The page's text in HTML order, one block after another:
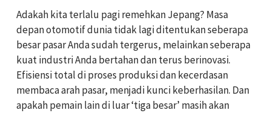
Adakah kita terlalu pagi remehkan Jepang? Masa
depan otomotif dunia tidak lagi ditentukan seberapa
besar pasar Anda sudah tergerus, melainkan seberapa
kuat industri Anda bertahan dan terus berinovasi.
Efisiensi total di proses produksi dan kecerdasan
membaca arah pasar, menjadi kunci keberhasilan. Dan
apakah pemain lain di luar ‘tiga besar’ masih akan